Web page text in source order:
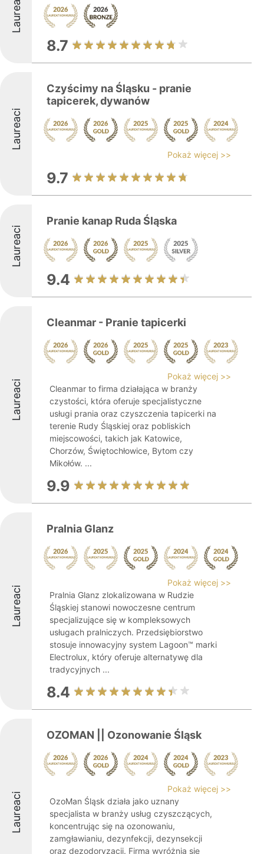
Laureaci
8.7
Laureaci
Czyścimy na Śląsku - pranie
tapicerek, dywanów
Pokaż więcej >>
9.7
Laureaci
Pranie kanap Ruda Śląska
9.4
Laureaci
Cleanmar - Pranie tapicerki
Pokaż więcej >>
Cleanmar to firma działająca w branży
czystości, która oferuje specjalistyczne
usługi prania oraz czyszczenia tapicerki na
terenie Rudy Śląskiej oraz pobliskich
miejscowości, takich jak Katowice,
Chorzów, Świętochłowice, Bytom czy
Mikołów. ...
9.9
Laureaci
Pralnia Glanz
Pokaż więcej >>
Pralnia Glanz zlokalizowana w Rudzie
Śląskiej stanowi nowoczesne centrum
specjalizujące się w kompleksowych
usługach pralniczych. Przedsiębiorstwo
stosuje innowacyjny system Lagoon™ marki
Electrolux, który oferuje alternatywę dla
tradycyjnych ...
8.4
Laureaci
OZOMAN || Ozonowanie Śląsk
Pokaż więcej >>
OzoMan Śląsk działa jako uznany
specjalista w branży usług czyszczących,
koncentrując się na ozonowaniu,
zamgławianiu, dezynfekcji, dezynsekcji
oraz dezodoryzacji. Firma wyróżnia się